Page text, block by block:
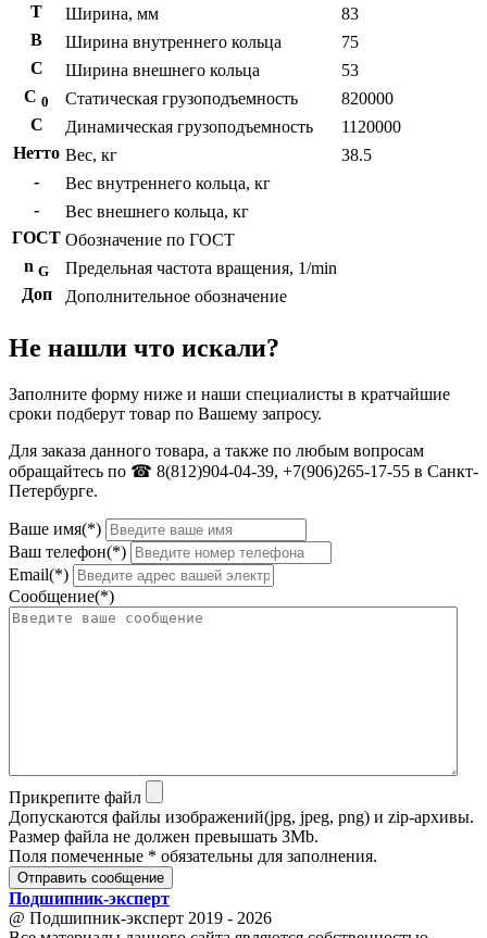
T
Ширина, мм
83
B
Ширина внутреннего кольца
75
С
Ширина внешнего кольца
53
С 0 Статическая грузоподъемность
820000
C
Динамическая грузоподъемность
1120000
Нетто Вес, кг
38.5
-
Вес внутреннего кольца, кг
-
Вес внешнего кольца, кг
ГОСТ Обозначение по ГОСТ
n G
Предельная частота вращения, 1/min
Доп
Дополнительное обозначение
Не нашли что искали?
Заполните форму ниже и наши специалисты в кратчайшие
сроки подберут товар по Вашему запросу.
Для заказа данного товара, а также по любым вопросам
обращайтесь по ☎ 8(812)904-04-39, +7(906)265-17-55 в Санкт-
Петербурге.
Ваше имя(*)
Ваш телефон(*)
Email(*)
Сообщение(*)
Прикрепите файл
Допускаются файлы изображений(jpg, jpeg, png) и zip-архивы.
Размер файла не должен превышать 3Mb.
Поля помеченные * обязательны для заполнения.
Отправить сообщение
Подшипник-эксперт
@ Подшипник-эксперт 2019 - 2026